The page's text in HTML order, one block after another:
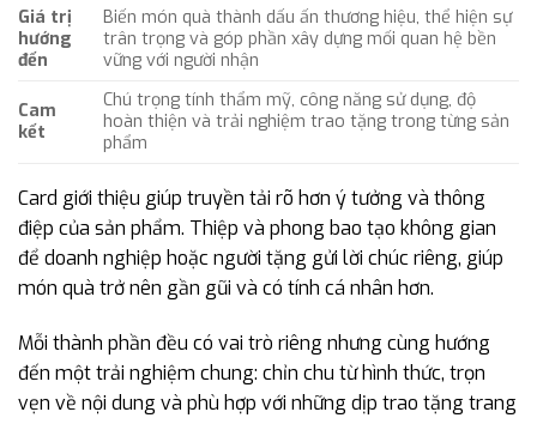
Giá trị
hướng
đến
Biến món quà thành dấu ấn thương hiệu, thể hiện sự
trân trọng và góp phần xây dựng mối quan hệ bền
vững với người nhận
Cam
kết
Chú trọng tính thẩm mỹ, công năng sử dụng, độ
hoàn thiện và trải nghiệm trao tặng trong từng sản
phẩm
Card giới thiệu giúp truyền tải rõ hơn ý tưởng và thông
điệp của sản phẩm. Thiệp và phong bao tạo không gian
để doanh nghiệp hoặc người tặng gửi lời chúc riêng, giúp
món quà trở nên gần gũi và có tính cá nhân hơn.
Mỗi thành phần đều có vai trò riêng nhưng cùng hướng
đến một trải nghiệm chung: chỉn chu từ hình thức, trọn
vẹn về nội dung và phù hợp với những dịp trao tặng trang